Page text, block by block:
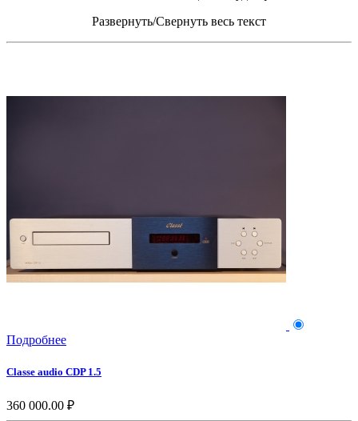
Развернуть/Свернуть весь текст
Подробнее
Classe audio CDP 1.5
360 000.00 ₽